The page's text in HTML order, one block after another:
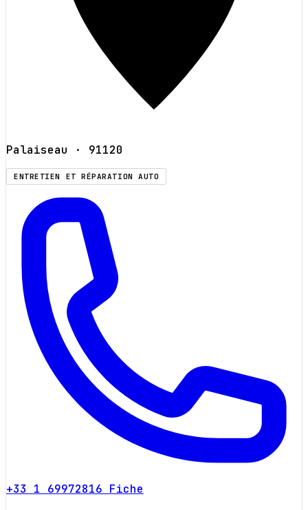
Palaiseau · 91120
ENTRETIEN ET RÉPARATION AUTO
+33 1 69972816 Fiche